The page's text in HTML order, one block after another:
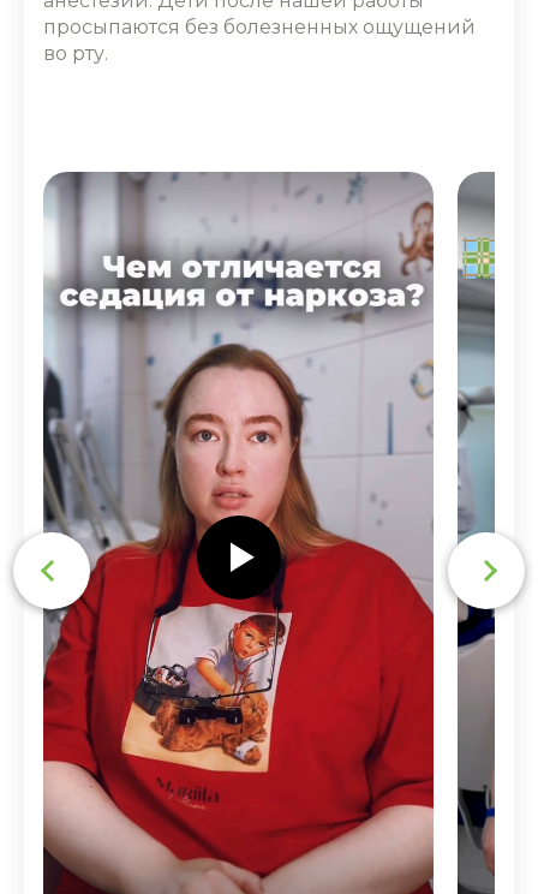
просыпаются без болезненных ощущений
во рту.